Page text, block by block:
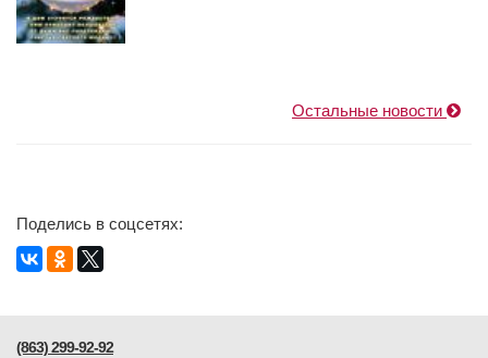
Остальные новости
Поделись в соцсетях:
(863) 299-92-92